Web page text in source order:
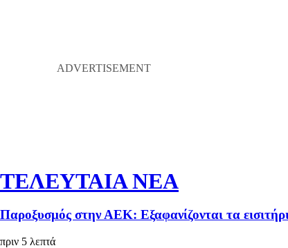
ΤΕΛΕΥΤΑΙΑ ΝΕΑ
Παροξυσμός στην ΑΕΚ: Εξαφανίζονται τα
πριν 5 λεπτά